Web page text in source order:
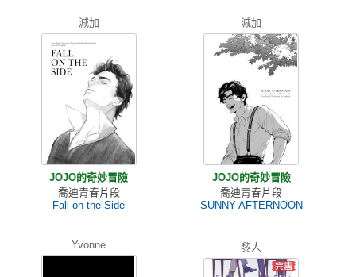
減加
JOJO的奇妙冒險
喬迪青春片段
Fall on the Side
減加
JOJO的奇妙冒險
喬迪青春片段
SUNNY AFTERNOON
Yvonne 黎人